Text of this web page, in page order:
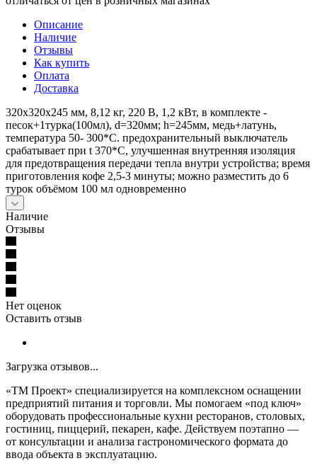
Описание
Наличие
Отзывы
Как купить
Оплата
Доставка
320х320х245 мм, 8,12 кг, 220 В, 1,2 кВт, в комплекте -
песок+1турка(100мл), d=320мм; h=245мм, медь+латунь,
температура 50- 300*С. предохранительный выключатель
срабатывает при t 370*С, улучшенная внутренняя изоляция
для предотвращения передачи тепла внутри устройства; время
приготовления кофе 2,5-3 минуты; можно разместить до 6
турок объёмом 100 мл одновременно
Наличие
Отзывы
Нет оценок
Оставить отзыв
Загрузка отзывов...
«ТМ Проект» специализируется на комплексном оснащении
предприятий питания и торговли. Мы помогаем «под ключ»
оборудовать профессиональные кухни ресторанов, столовых,
гостиниц, пиццерий, пекарен, кафе. Действуем поэтапно —
от консультации и анализа гастрономического формата до
ввода объекта в эксплуатацию.